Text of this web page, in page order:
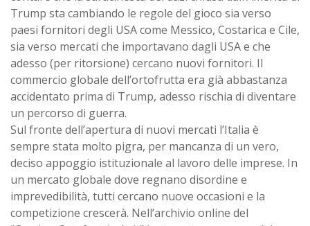
Trump sta cambiando le regole del gioco sia verso
paesi fornitori degli USA come Messico, Costarica e Cile,
sia verso mercati che importavano dagli USA e che
adesso (per ritorsione) cercano nuovi fornitori. Il
commercio globale dell’ortofrutta era già abbastanza
accidentato prima di Trump, adesso rischia di diventare
un percorso di guerra.
Sul fronte dell’apertura di nuovi mercati l’Italia è
sempre stata molto pigra, per mancanza di un vero,
deciso appoggio istituzionale al lavoro delle imprese. In
un mercato globale dove regnano disordine e
imprevedibilità, tutti cercano nuove occasioni e la
competizione crescerà. Nell’archivio online del